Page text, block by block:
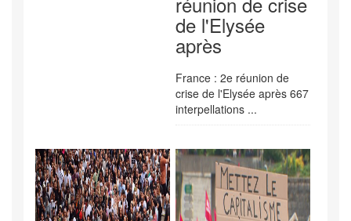
de l'Elysée
après
France : 2e réunion de
crise de l'Elysée après 667
interpellations ...